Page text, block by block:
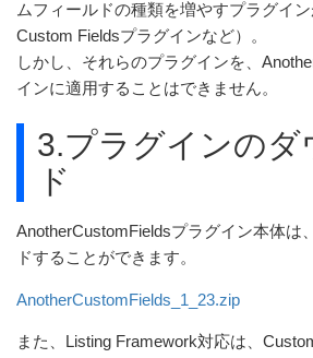
ムフィールドの種類を増やすプラグイ
Custom Fieldsプラグインなど）。
しかし、それらのプラグインを、
インに適用することはできません。
3.プラグインのダ
ド
AnotherCustomFieldsプラグイン本体は
ドすることができます。
AnotherCustomFields_1_23.zip
また、Listing Framework対応は、